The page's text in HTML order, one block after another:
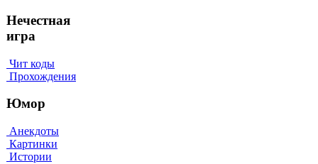
Нечестная
игра
Чит коды
Прохождения
Юмор
Анекдоты
Картинки
Истории